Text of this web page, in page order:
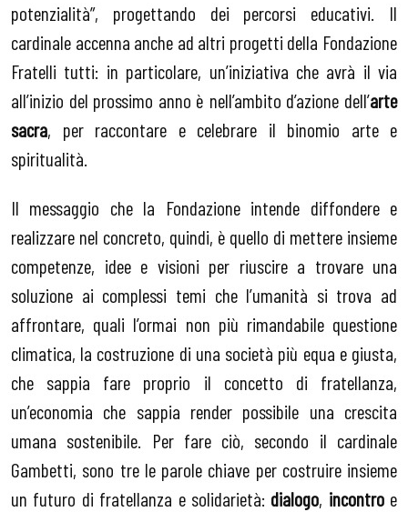
potenzialità”, progettando dei percorsi educativi. Il
cardinale accenna anche ad altri progetti della Fondazione
Fratelli tutti: in particolare, un’iniziativa che avrà il via
all’inizio del prossimo anno è nell’ambito d’azione dell’arte
sacra, per raccontare e celebrare il binomio arte e
spiritualità.
Il messaggio che la Fondazione intende diffondere e
realizzare nel concreto, quindi, è quello di mettere insieme
competenze, idee e visioni per riuscire a trovare una
soluzione ai complessi temi che l’umanità si trova ad
affrontare, quali l’ormai non più rimandabile questione
climatica, la costruzione di una società più equa e giusta,
che sappia fare proprio il concetto di fratellanza,
un’economia che sappia render possibile una crescita
umana sostenibile. Per fare ciò, secondo il cardinale
Gambetti, sono tre le parole chiave per costruire insieme
un futuro di fratellanza e solidarietà: dialogo, incontroe